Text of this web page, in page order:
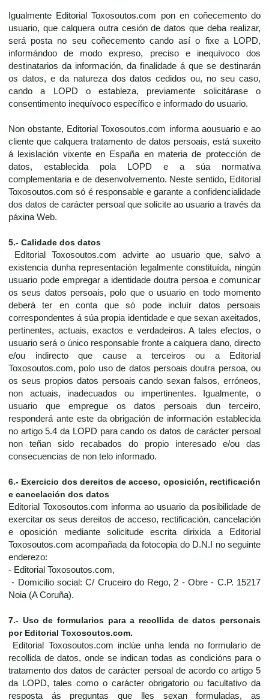
Igualmente Editorial Toxosoutos.com pon en coñecemento do
usuario, que calquera outra cesión de datos que deba realizar,
será posta no seu coñecemento cando así o fixe a LOPD,
informándoo de modo expreso, preciso e inequívoco dos
destinatarios da información, da finalidade á que se destinarán
os datos, e da natureza dos datos cedidos ou, no seu caso,
cando a LOPD o estableza, previamente solicitárase o
consentimento inequívoco específico e informado do usuario.
Non obstante, Editorial Toxosoutos.com informa aousuario e ao
cliente que calquera tratamento de datos persoais, está suxeito
á lexislación vixente en España en materia de protección de
datos, establecida pola LOPD e a súa normativa
complementaria e de desenvolvemento. Neste sentido, Editorial
Toxosoutos.com só é responsable e garante a confidencialidade
dos datos de carácter persoal que solicite ao usuario a través da
páxina Web.
5.- Calidade dos datos
Editorial Toxosoutos.com advirte ao usuario que, salvo a
existencia dunha representación legalmente constituída, ningún
usuario pode empregar a identidade doutra persoa e comunicar
os seus datos persoais, polo que o usuario en todo momento
deberá ter en conta que só pode incluír datos persoais
correspondentes á súa propia identidade e que sexan axeitados,
pertinentes, actuais, exactos e verdadeiros. A tales efectos, o
usuario será o único responsable fronte a calquera dano, directo
e/ou indirecto que cause a terceiros ou a Editorial
Toxosoutos.com, polo uso de datos persoais doutra persoa, ou
os seus propios datos persoais cando sexan falsos, erróneos,
non actuais, inadecuados ou impertinentes. Igualmente, o
usuario que empregue os datos persoais dun terceiro,
responderá ante este da obrigación de información establecida
no artigo 5.4 da LOPD para cando os datos de carácter persoal
non teñan sido recabados do propio interesado e/ou das
consecuencias de non telo informado.
6.- Exercicio dos dereitos de acceso, oposición, rectificación
e cancelación dos datos
Editorial Toxosoutos.com informa ao usuario da posibilidade de
exercitar os seus dereitos de acceso, rectificación, cancelación
e oposición mediante solicitude escrita dirixida a Editorial
Toxosoutos.com acompañada da fotocopia do D.N.I no seguinte
enderezo:
- Editorial Toxosoutos.com,
- Domicilio social: C/ Cruceiro do Rego, 2 - Obre - C.P. 15217
Noia (A Coruña).
7.- Uso de formularios para a recollida de datos personais
por Editorial Toxosoutos.com.
Editorial Toxosoutos.com inclúe unha lenda no formulario de
recollida de datos, onde se indican todas as condicións para o
tratamento dos datos de carácter persoal de acordo co artigo 5
da LOPD, tales como o carácter obrigatorio ou facultativo da
resposta ás preguntas que lles sexan formuladas, as